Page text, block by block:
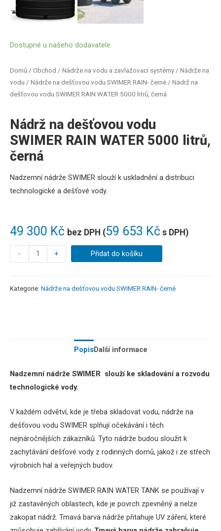
Domů / Obchod / Nádrže na vodu a zavlažovací systémy / Nádrže na
vodu / Nádrže na dešťovou vodu SWIMER RAIN- černé / Nádrž na
dešťovou vodu SWIMER RAIN WATER 5000 litrů, černá
Nádrž na dešťovou vodu
SWIMER RAIN WATER 5000 litrů,
černá
49 300 Kč bez DPH (59 653 Kč s DPH)
Nadzemní nádrže SWIMER slouží k uskladnění a distribuci
technologické a dešťové vody.
Dostupné u našeho dodavatele
- + Přidat do košíku
Kategorie: Nádrže na dešťovou vodu SWIMER RAIN- černé
PopisDalší informace
Nadzemní nádrže SWIMER slouží ke skladování a rozvodu
technologické vody.
V každém odvětví, kde je třeba skladovat vodu, nádrže na
dešťovou vodu SWIMER splňují očekávání i těch
nejnáročnějších zákazníků. Tyto nádrže budou sloužit k
zachytávání dešťové vody z rodinných domů, jakož i ze střech
výrobních hal a veřejných budov.
Nadzemní nádrže SWIMER RAIN WATER TANK se používají v
již zastavěných oblastech, kde je povrch zpevněný a nelze
zakopat nádrž. Tmavá barva nádrže přitahuje UV záření, které